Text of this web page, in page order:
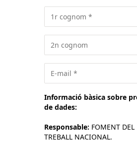
Informació bàsica sobre
de dades:
Responsable: FOMENT DEL
TREBALL NACIONAL.